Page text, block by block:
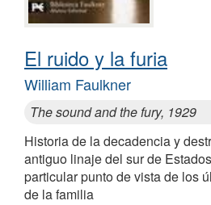
El ruido y la furia
William Faulkner
The sound and the fury, 1929
Historia de la decadencia y
antiguo linaje del sur de
particular punto de vista de los
de la familia